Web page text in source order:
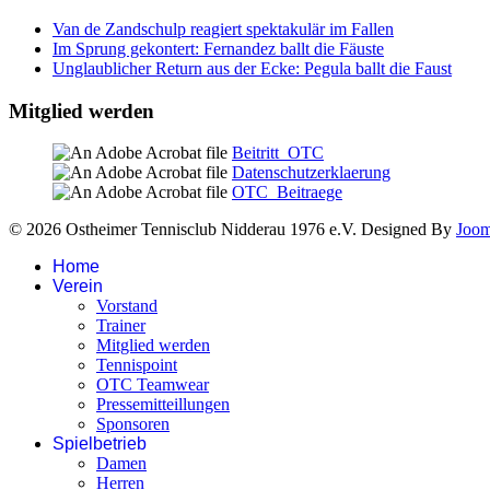
Van de Zandschulp reagiert spektakulär im Fallen
Im Sprung gekontert: Fernandez ballt die Fäuste
Unglaublicher Return aus der Ecke: Pegula ballt die Faust
Mitglied werden
Beitritt_OTC
Datenschutzerklaerung
OTC_Beitraege
© 2026 Ostheimer Tennisclub Nidderau 1976 e.V. Designed By
Home
Verein
Vorstand
Trainer
Mitglied werden
Tennispoint
OTC Teamwear
Pressemitteillungen
Sponsoren
Spielbetrieb
Damen
Herren